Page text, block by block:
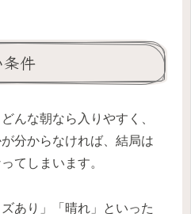
件
んな朝なら入りやすく、
分からなければ、結局は
てしまいます。
あり」「晴れ」といった